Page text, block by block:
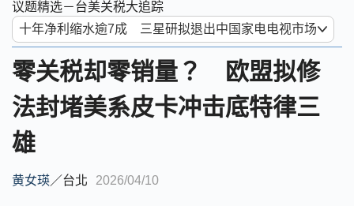
议题精选－台美关税大追踪
零关税却零销量？ 欧盟拟修
法封堵美系皮卡冲击底特律三
雄
黄女瑛／台北 2026/04/10